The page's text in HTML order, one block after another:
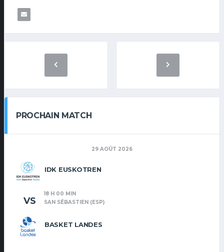
PROCHAIN MATCH
29 AOÛT 2026
IDK EUSKOTREN
BASKET LANDES
VS
18 H 00 MIN
SAN SÉBASTIEN (ESP)